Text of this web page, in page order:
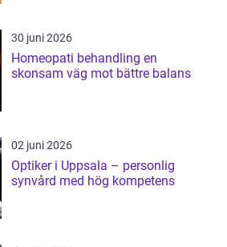
30 juni 2026
Homeopati behandling en
skonsam väg mot bättre balans
02 juni 2026
Optiker i Uppsala – personlig
synvård med hög kompetens